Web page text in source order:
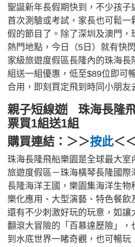
聖誕新年長假期快到，不少孩子
首次測驗或考試，家長也可鬆一
假的節目了。除了深圳及澳門，
熱門地點，今日（5日）就有快
家級旅遊度假區長隆內的珠海長
組送一組優惠，低至$89位即可
合用，即刻買定飛到時同小朋友
親子短線遊︳珠海長隆
票買1組送1組
購買連結：＞＞按此＜
珠海長隆飛船樂園是全球最大室
旅遊度假區－珠海橫琴長隆國際
長隆海洋王國，樂園集海洋生物
樂化應用、大型演藝、特色餐飲
還有不少刺激好玩的玩意，如讓
翻滾大冒險的「百慕達歷險」，
到水底世界一睹奇觀，也可暢玩